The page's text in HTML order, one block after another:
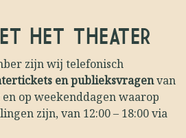
HET THEATER
zijn wij telefonisch
en publieksvragenvan
op weekenddagen waarop
zijn, van 12:00 – 18:00 via